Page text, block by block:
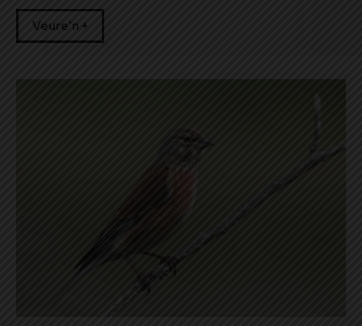
Veure'n +